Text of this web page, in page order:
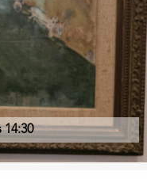
14:30